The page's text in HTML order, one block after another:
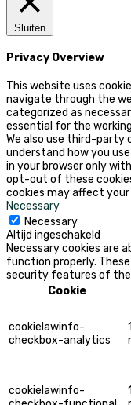
Sluiten
Privacy Overview
This website uses
navigate through the
categorized as
essential for the
We also use third-party
understand how you
in your browser only
opt-out of these
cookies may affect
Necessary
Necessary
Altijd ingeschakeld
Necessary cookies are
function properly.
security features of the
Cookie
cookielawinfo-
checkbox-analytics
cookielawinfo-